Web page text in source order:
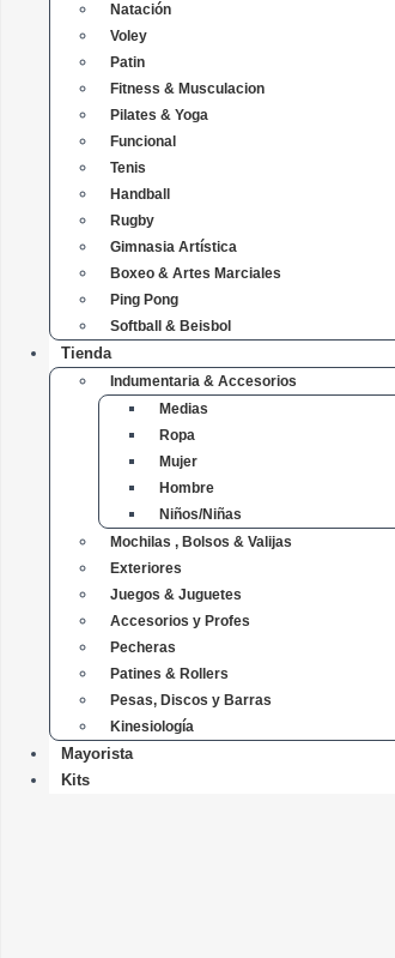
Natación
Voley
Patin
Fitness & Musculacion
Pilates & Yoga
Funcional
Tenis
Handball
Rugby
Gimnasia Artística
Boxeo & Artes Marciales
Ping Pong
Softball & Beisbol
Tienda
Indumentaria & Accesorios
Medias
Ropa
Mujer
Hombre
Niños/Niñas
Mochilas , Bolsos & Valijas
Exteriores
Juegos & Juguetes
Accesorios y Profes
Pecheras
Patines & Rollers
Pesas, Discos y Barras
Kinesiología
Mayorista
Kits